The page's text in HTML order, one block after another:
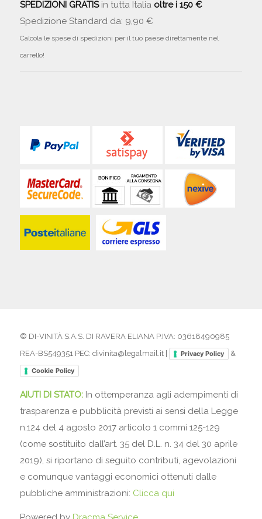
SPEDIZIONI GRATISin tutta Italia oltre i 150 €
Spedizione Standard da: 9,90 €
Calcola le spese di spedizioni per il tuo paese direttamente nel
carrello!
© DI-VINITÀ S.A.S. DI RAVERA ELIANA P.IVA: 03618490985
REA-BS549351 PEC: divinita@legalmail.it |
Privacy Policy &
Cookie Policy
AIUTI DI STATO: In ottemperanza agli adempimenti di
trasparenza e pubblicità previsti ai sensi della Legge
n.124 del 4 agosto 2017 articolo 1 commi 125-129
(come sostituito dall’art. 35 del D.L. n. 34 del 30 aprile
2019), si riportano di seguito contributi, agevolazioni
e comunque vantaggi economici ottenuti dalle
pubbliche amministrazioni: Clicca qui